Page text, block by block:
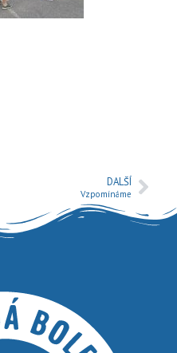
DALŠÍ
Vzpomínáme